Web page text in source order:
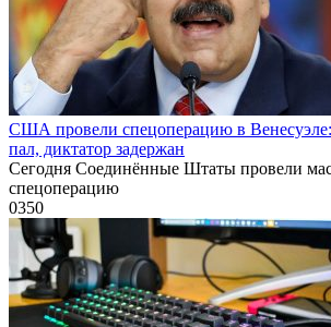
США провели спецоперацию в
пал, диктатор задержан
Сегодня Соединённые Штаты провели
спецоперацию
0350